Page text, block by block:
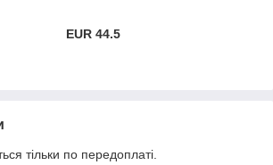
EUR 44.5
тільки по передоплаті.